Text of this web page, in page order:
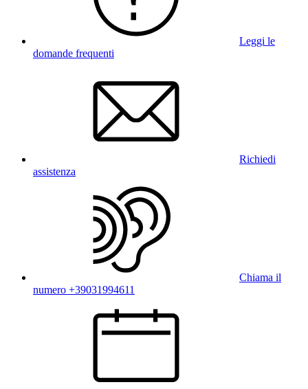
Leggi le
domande frequenti
Richiedi
assistenza
Chiama il
numero +39031994611